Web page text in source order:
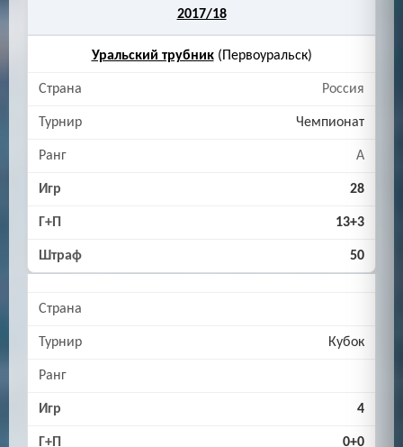
2017/18
Уральский трубник(Первоуральск)
Россия
Чемпионат
A
28
13+3
50
Кубок
4
0+0